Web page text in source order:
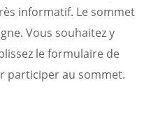
informatif. Le sommet
Vous souhaitez y
le formulaire de
participer au sommet.